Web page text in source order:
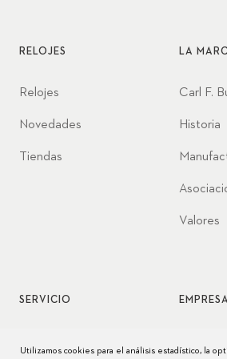
RELOJES
Relojes
Novedades
Tiendas
LA
Carl F.
Historia
Valores
SERVICIO EMPRESA
Utilizamos cookies para el análisis estadístico, la